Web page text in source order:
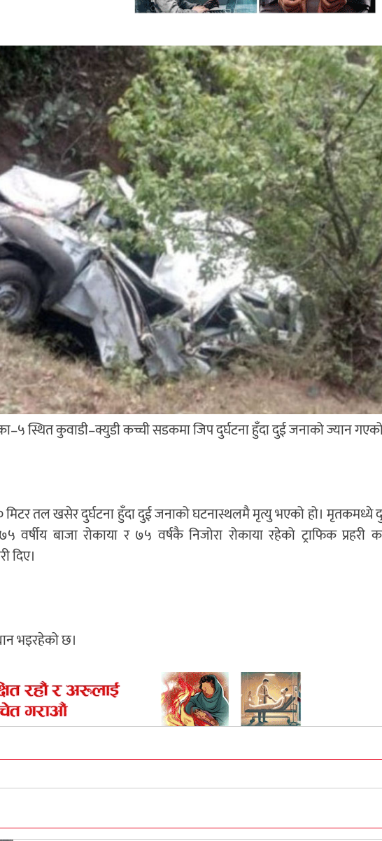
स्थित कुवाडी–क्युडी कच्ची सडकमा जिप दुर्घटना हुँदा दुई जनाको ज्यान
मिटर तल खसेर दुर्घटना हुँदा दुई जनाको घटनास्थलमै मृत्यु भएको हो। मृतकमध्ये
वर्षीय बाजा रोकाया र ७५ वर्षकै निजोरा रोकाया रहेको ट्राफिक प्रहरी
दिए।
भइरहेको छ।